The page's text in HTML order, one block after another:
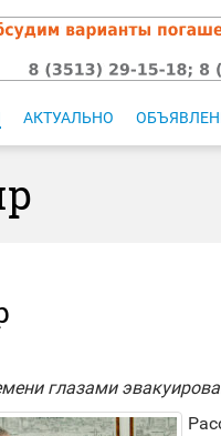
АКТУАЛЬНО
глазами